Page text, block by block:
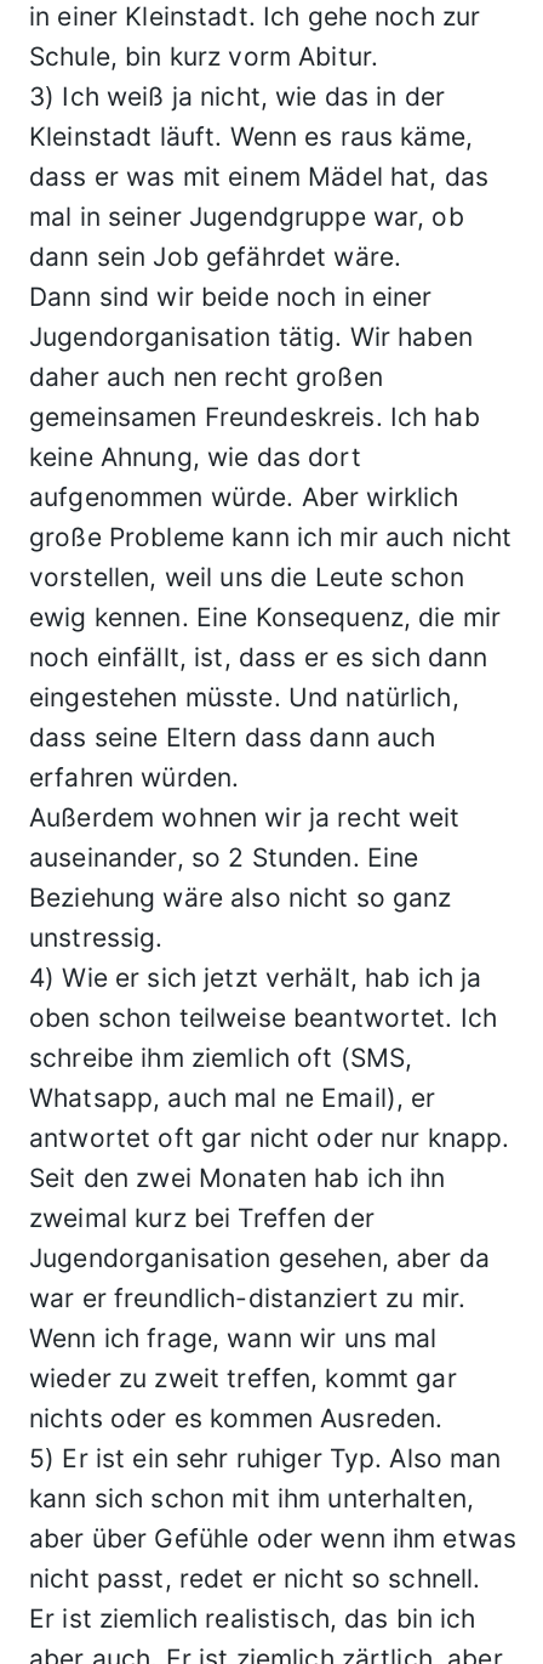
in einer Kleinstadt. Ich gehe noch zur
Schule, bin kurz vorm Abitur.
3) Ich weiß ja nicht, wie das in der
Kleinstadt läuft. Wenn es raus käme,
dass er was mit einem Mädel hat, das
mal in seiner Jugendgruppe war, ob
dann sein Job gefährdet wäre.
Dann sind wir beide noch in einer
Jugendorganisation tätig. Wir haben
daher auch nen recht großen
gemeinsamen Freundeskreis. Ich hab
keine Ahnung, wie das dort
aufgenommen würde. Aber wirklich
große Probleme kann ich mir auch nicht
vorstellen, weil uns die Leute schon
ewig kennen. Eine Konsequenz, die mir
noch einfällt, ist, dass er es sich dann
eingestehen müsste. Und natürlich,
dass seine Eltern dass dann auch
erfahren würden.
Außerdem wohnen wir ja recht weit
auseinander, so 2 Stunden. Eine
Beziehung wäre also nicht so ganz
unstressig.
4) Wie er sich jetzt verhält, hab ich ja
oben schon teilweise beantwortet. Ich
schreibe ihm ziemlich oft (SMS,
Whatsapp, auch mal ne Email), er
antwortet oft gar nicht oder nur knapp.
Seit den zwei Monaten hab ich ihn
zweimal kurz bei Treffen der
Jugendorganisation gesehen, aber da
war er freundlich-distanziert zu mir.
Wenn ich frage, wann wir uns mal
wieder zu zweit treffen, kommt gar
nichts oder es kommen Ausreden.
5) Er ist ein sehr ruhiger Typ. Also man
kann sich schon mit ihm unterhalten,
aber über Gefühle oder wenn ihm etwas
nicht passt, redet er nicht so schnell.
Er ist ziemlich realistisch, das bin ich